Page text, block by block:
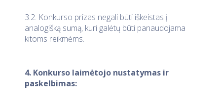
3.2. Konkurso prizas negali būti iškeistas į
analogišką sumą, kuri galėtų būti panaudojama
kitoms reikmėms.
4. Konkurso laimėtojo nustatymas ir
paskelbimas: